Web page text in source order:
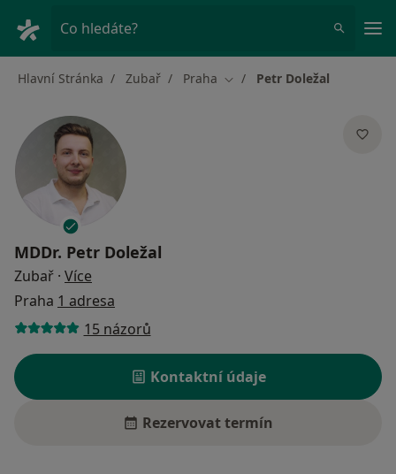
Co hledáte?
Hlavní Stránka Zubař Praha Změna města
Petr Doležal
MDDr. Petr Doležal
Zubař · Více
Praha 1 adresa
15 názorů
Kontaktní údaje
Rezervovat termín